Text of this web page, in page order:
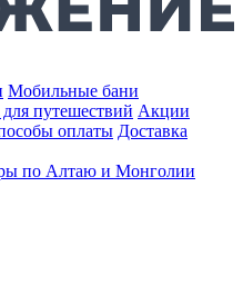
Мобильные бани
путешествий Акции
оплаты Доставка
по Алтаю и Монголии